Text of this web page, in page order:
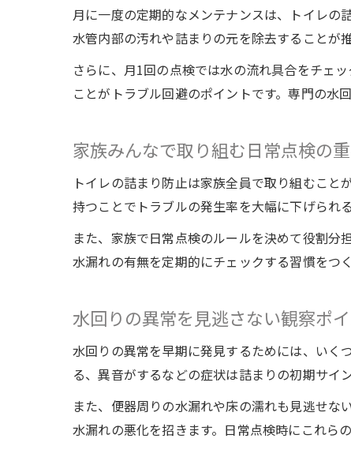
月に一度の定期的なメンテナンスは、トイレの
水管内部の汚れや詰まりの元を除去することが
さらに、月1回の点検では水の流れ具合をチェ
ことがトラブル回避のポイントです。専門の水
家族みんなで取り組む日常点検の
トイレの詰まり防止は家族全員で取り組むこ
持つことでトラブルの発生率を大幅に下げられ
また、家族で日常点検のルールを決めて役割
水漏れの有無を定期的にチェックする習慣をつ
水回りの異常を見逃さない観察ポ
水回りの異常を早期に発見するためには、いく
る、異音がするなどの症状は詰まりの初期サイ
また、便器周りの水漏れや床の濡れも見逃せ
水漏れの悪化を招きます。日常点検時にこれら